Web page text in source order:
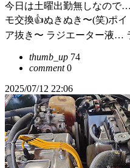
今日は土曜出勤無しなので
モ交換👍ぬきぬき〜(笑)ポ
ア抜き〜 ラジエーター液…
thumb_up 74
comment0
2025/07/12 22:06